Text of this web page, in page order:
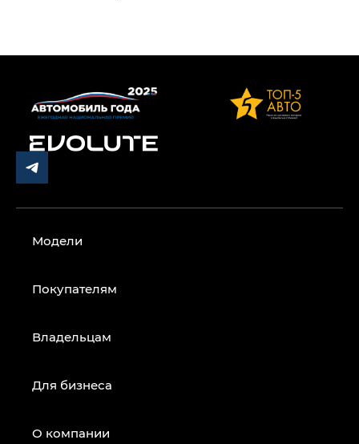
Модели
Покупателям
Владельцам
Для бизнеса
О компании